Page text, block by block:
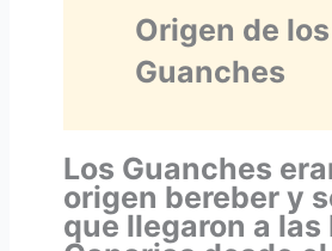
Origen de los
Guanches
Los Guanches
origen bereber y
que llegaron a las